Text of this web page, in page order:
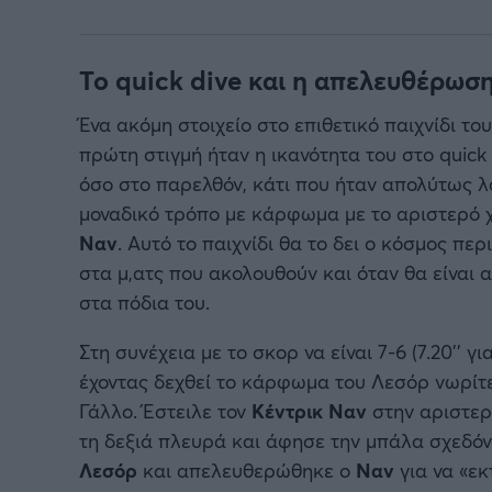
Το quick dive και η
Ένα ακόμη στοιχείο στο επιθετικό παιχνίδι του
πρώτη στιγμή ήταν η ικανότητα του στο
όσο στο παρελθόν, κάτι που ήταν απολύτως
μοναδικό τρόπο με κάρφωμα με το αριστερό
Ναν. Αυτό το παιχνίδι θα το δει ο κόσμος
στα μ,ατς που ακολουθούν και όταν θα είναι
στα πόδια του.
Στη συνέχεια με το σκορ να είναι 7-6 (7.20’’
έχοντας δεχθεί το κάρφωμα του Λεσόρ
Γάλλο. Έστειλε τον Κέντρικ Ναν στην
τη δεξιά πλευρά και άφησε την μπάλα
Λεσόρ και απελευθερώθηκε ο Ναν για να